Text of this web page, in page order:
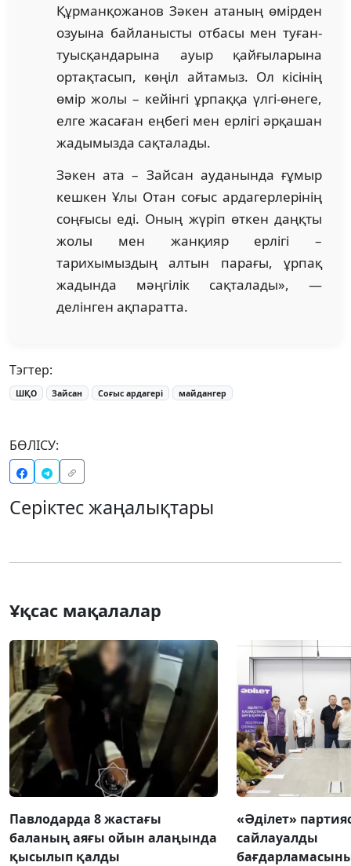
Құрманқожанов Зәкен атаның өмірден
озуына байланысты отбасы мен туған-
туысқандарына ауыр қайғыларына
ортақтасып, көңіл айтамыз. Ол кісінің
өмір жолы – кейінгі ұрпаққа үлгі-өнеге,
елге жасаған еңбегі мен ерлігі әрқашан
жадымызда сақталады.
Зәкен ата – Зайсан ауданында ғұмыр
кешкен Ұлы Отан соғыс ардагерлерінің
соңғысы еді. Оның жүріп өткен даңқты
жолы мен жанқияр ерлігі –
тарихымыздың алтын парағы, ұрпақ
жадында мәңгілік сақталады», —
делінген ақпаратта.
Тэгтер:
ШҚО Зайсан Соғыс ардагері майдангер
БӨЛІСУ:
Серіктес жаңалықтары
Ұқсас мақалалар
Павлодарда 8 жастағы
баланың аяғы ойын алаңында
қысылып қалды
«Әділет»
сайлауалды